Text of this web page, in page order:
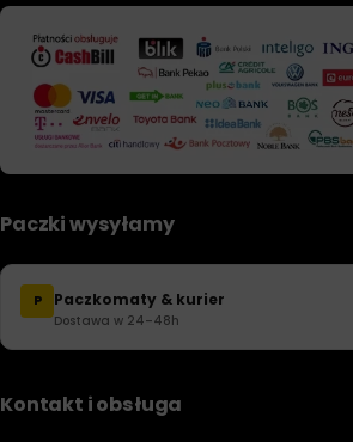
Paczki wysyłamy
P Paczkomaty & kurier
Dostawa w 24–48h
Kontakt i obsługa